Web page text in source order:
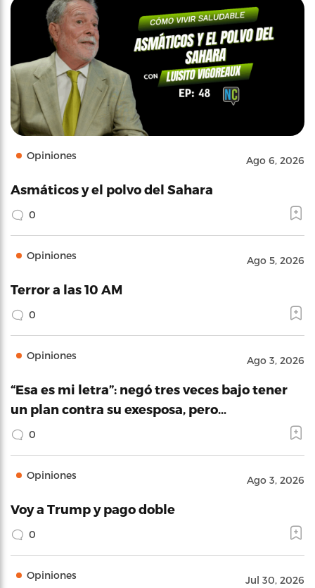
Opiniones Ago 6, 2026
Asmáticos y el polvo del Sahara
0
Opiniones Ago 5, 2026
Terror a las 10 AM
0
Opiniones Ago 3, 2026
“Esa es mi letra”: negó tres veces bajo tener
un plan contra su exesposa, pero…
0
Opiniones Ago 3, 2026
Voy a Trump y pago doble
0
Opiniones Jul 30, 2026